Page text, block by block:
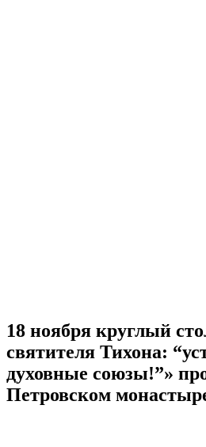
18 ноября круглый
святителя Тихона:
духовные союзы!”»
Петровском